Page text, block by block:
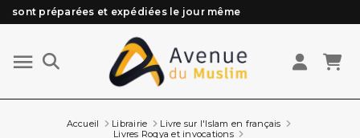
Besoin d'aide ? Retrouvez notre FAQ
Livraison offerte à partir de 89€ d'achat*
Les Commandes passées avant 15h (lun au Vend)
sont préparées et expédiées le jour même
Accueil Librairie
Livre sur l'Islam en français
Livres Roqya et invocations